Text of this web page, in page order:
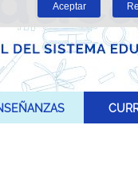
Aceptar